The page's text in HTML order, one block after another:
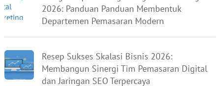
2026: Panduan Panduan Membentuk
Departemen Pemasaran Modern
Resep Sukses Skalasi Bisnis 2026:
Membangun Sinergi Tim Pemasaran Digital
dan Jaringan SEO Terpercaya